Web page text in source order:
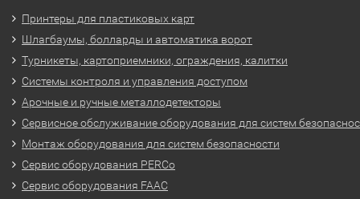
Принтеры для пластиковых карт
Шлагбаумы, болларды и автоматика ворот
Турникеты, картоприемники, ограждения, калитки
Системы контроля и управления доступом
Арочные и ручные металлодетекторы
Сервисное обслуживание оборудования для систем
Монтаж оборудования для систем безопасности
Сервис оборудования PERCo
Сервис оборудования FAAC